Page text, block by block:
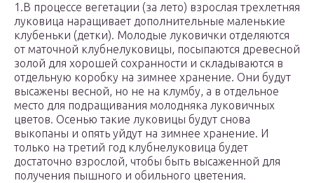
1.В процессе вегетации (за лето) взрослая трехлетняя
луковица наращивает дополнительные маленькие
клубеньки (детки). Молодые луковички отделяются
от маточной клубнелуковицы, посыпаются древесной
золой для хорошей сохранности и складываются в
отдельную коробку на зимнее хранение. Они будут
высажены весной, но не на клумбу, а в отдельное
место для подращивания молодняка луковичных
цветов. Осенью такие луковицы будут снова
выкопаны и опять уйдут на зимнее хранение. И
только на третий год клубнелуковица будет
достаточно взрослой, чтобы быть высаженной для
получения пышного и обильного цветения.